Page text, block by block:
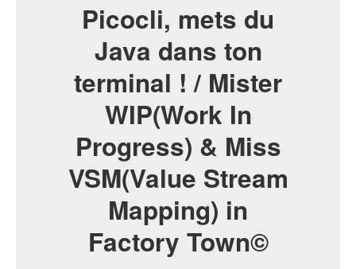
Picocli, mets du
Java dans ton
terminal ! / Mister
WIP(Work In
Progress) & Miss
VSM(Value Stream
Mapping) in
Factory Town©️